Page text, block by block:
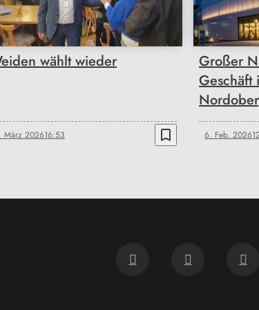
wählt wieder
März 202616:53 bookmark_border
Großer
Geschäft
6. Feb. 2026